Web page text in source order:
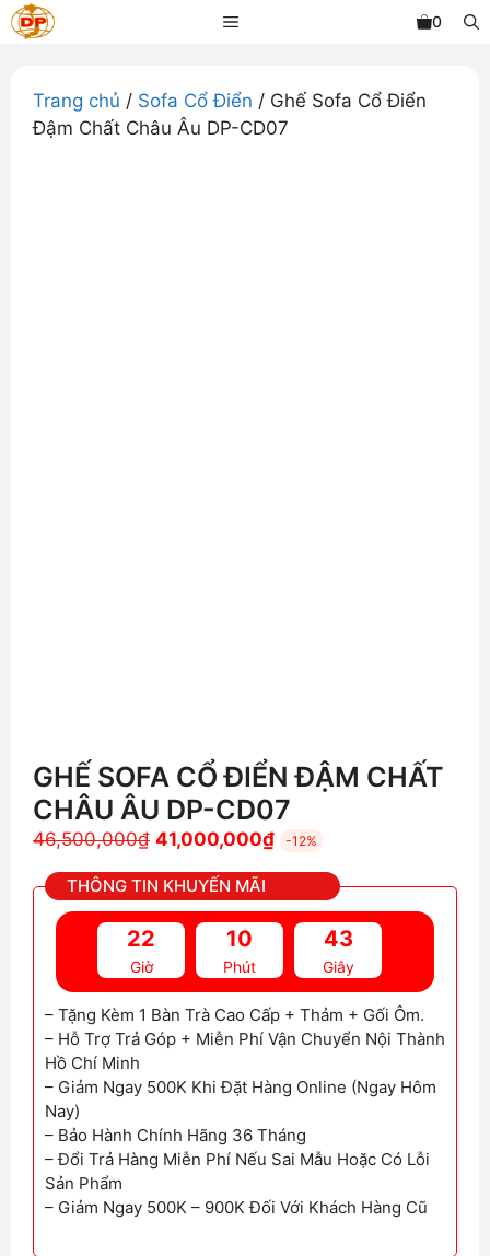
Chuyển
đến
dung
MENU 0
Trang chủ / Sofa Cổ Điển / Ghế Sofa Cổ Điển
Đậm Chất Châu Âu DP-CD07
GHẾ SOFA CỔ ĐIỂN ĐẬM CHẤT
CHÂU ÂU DP-CD07
46,500,000₫ Giá
là:
46,500,000₫.
41,000,000₫Giá
là:
41,000,000₫.
-12%
THÔNG TIN KHUYẾN MÃI
22
Giờ
10
Phút
42
Giây
– Tặng Kèm 1 Bàn Trà Cao Cấp + Thảm + Gối Ôm.
– Hỗ Trợ Trả Góp + Miễn Phí Vận Chuyển Nội Thành
Hồ Chí Minh
– Giảm Ngay 500K Khi Đặt Hàng Online (Ngay Hôm
Nay)
– Bảo Hành Chính Hãng 36 Tháng
– Đổi Trả Hàng Miễn Phí Nếu Sai Mẫu Hoặc Có Lỗi
Sản Phẩm
– Giảm Ngay 500K – 900K Đối Với Khách Hàng Cũ